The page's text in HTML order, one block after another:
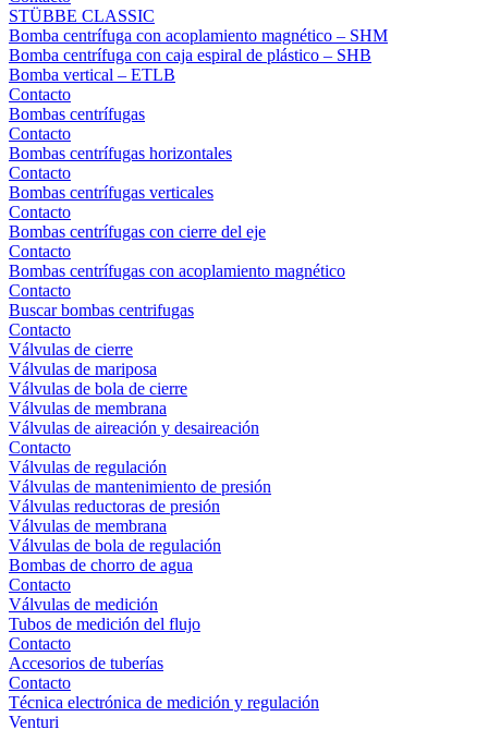
STÜBBE CLASSIC
Bomba centrífuga con acoplamiento magnético – SHM
Bomba centrífuga con caja espiral de plástico – SHB
Bomba vertical – ETLB
Contacto
Bombas centrífugas
Contacto
Bombas centrífugas horizontales
Contacto
Bombas centrífugas verticales
Contacto
Bombas centrífugas con cierre del eje
Contacto
Bombas centrífugas con acoplamiento magnético
Contacto
Buscar bombas centrifugas
Contacto
Válvulas de cierre
Válvulas de mariposa
Válvulas de bola de cierre
Válvulas de membrana
Válvulas de aireación y desaireación
Contacto
Válvulas de regulación
Válvulas de mantenimiento de presión
Válvulas reductoras de presión
Válvulas de membrana
Válvulas de bola de regulación
Bombas de chorro de agua
Contacto
Válvulas de medición
Tubos de medición del flujo
Contacto
Accesorios de tuberías
Contacto
Técnica electrónica de medición y regulación
Venturi